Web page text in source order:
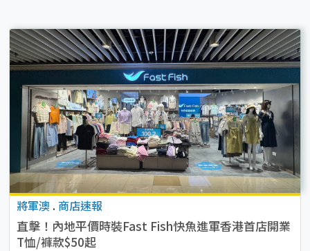
將軍澳 . 商店速報
直擊！內地平價時裝Fast Fish快魚進軍香港首店開業
T恤/褲款$50起